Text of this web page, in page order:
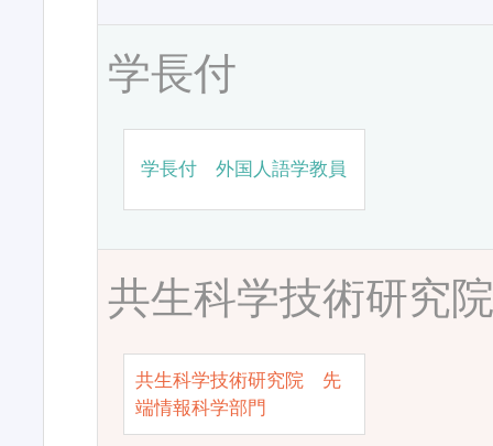
学長付
学長付 外国人語学教員
共生科学技術研究
共生科学技術研究院 先
端情報科学部門